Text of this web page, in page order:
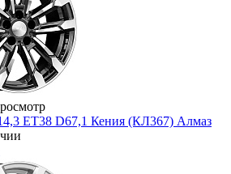
ET38 D67,1 Кения (КЛ367) Алмаз